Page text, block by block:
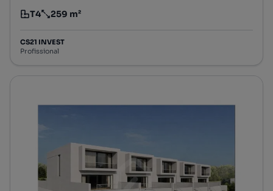
Tipologia
T4
Preço por metro quadrado
259 m²
CS21 INVEST
Profissional